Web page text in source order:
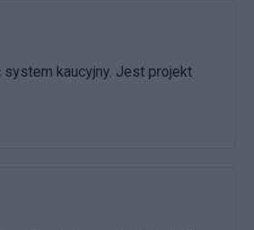
kaucyjny. Jest projekt